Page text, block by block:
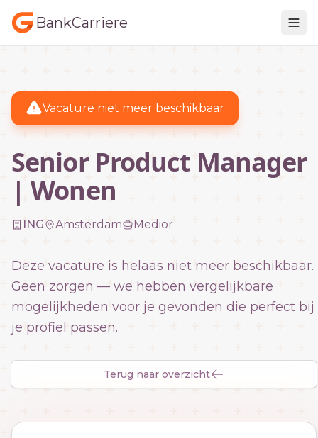
BankCarriere
Vacature niet meer beschikbaar
Senior Product Manager
| Wonen
ING Amsterdam Medior
Deze vacature is helaas niet meer beschikbaar.
Geen zorgen — we hebben vergelijkbare
mogelijkheden voor je gevonden die perfect bij
je profiel passen.
Terug naar overzicht